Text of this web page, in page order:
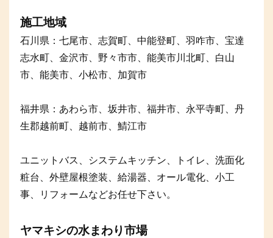
施工地域
石川県：七尾市、志賀町、中能登町、羽咋市、宝達
志水町、金沢市、野々市市、能美市川北町、白山
市、能美市、小松市、加賀市
福井県：あわら市、坂井市、福井市、永平寺町、丹
生郡越前町、越前市、鯖江市
ユニットバス、システムキッチン、トイレ、洗面化
粧台、外壁屋根塗装、給湯器、オール電化、小工
事、リフォームなどお任せ下さい。
ヤマキシの水まわり市場